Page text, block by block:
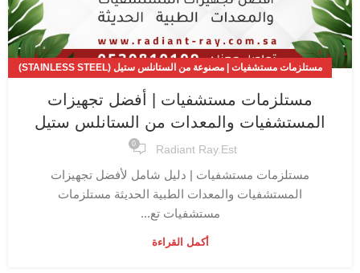
مستلزمات مستشفيات | مصنوعة من الستانلس ستيل (STAINLESS STEEL)
المقاوم للصدأ
مستلزمات مستشفيات | أفضل تجهيزات
المستشفيات والمعدات من الستانلس ستيل
Radiant Ray.est
0
مستلزمات مستشفيات | دليل شامل لأفضل تجهيزات
المستشفيات والمعدات الطبية الحديثة مستلزمات
مستشفيات تع...
أكمل القراءة